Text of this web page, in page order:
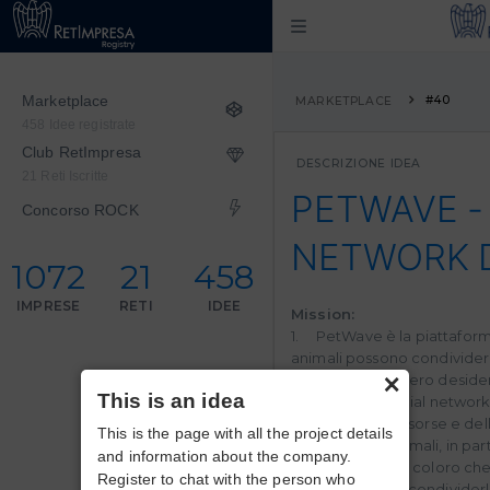
Marketplace
Club RetImpresa
Concorso ROCK
1072
IMPRESE
21
RETI
458
IDEE
MARKETPLACE #40
DESCRIZIONE IDEA
PETWAVE
NETWORK
Mission:
1. PetWave è la
animali possono
ciò che potrebbero
PetWave è il social
persone, delle risorse e
mondo degli animali, in
In PetWave trovi coloro
×
This is an idea
This is the page with all the project details
and information about the company.
Register to chat with the person who